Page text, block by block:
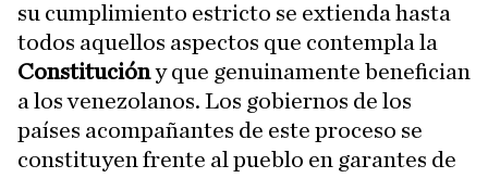
su cumplimiento estricto se extienda hasta
todos aquellos aspectos que contempla la
Constitucióny que genuinamente benefician
a los venezolanos. Los gobiernos de los
países acompañantes de este proceso se
constituyen frente al pueblo en garantes de